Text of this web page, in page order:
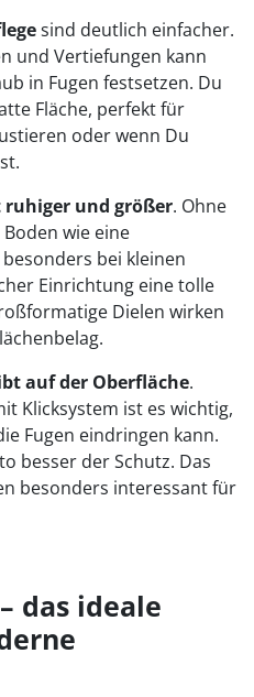
sind deutlich einfacher.
und Vertiefungen kann
in Fugen festsetzen. Du
Fläche, perfekt für
oder wenn Du
und größer. Ohne
wie eine
bei kleinen
Einrichtung eine tolle
Dielen wirken
auf der Oberfläche.
Klicksystem ist es wichtig,
Fugen eindringen kann.
besser der Schutz. Das
besonders interessant für
das ideale